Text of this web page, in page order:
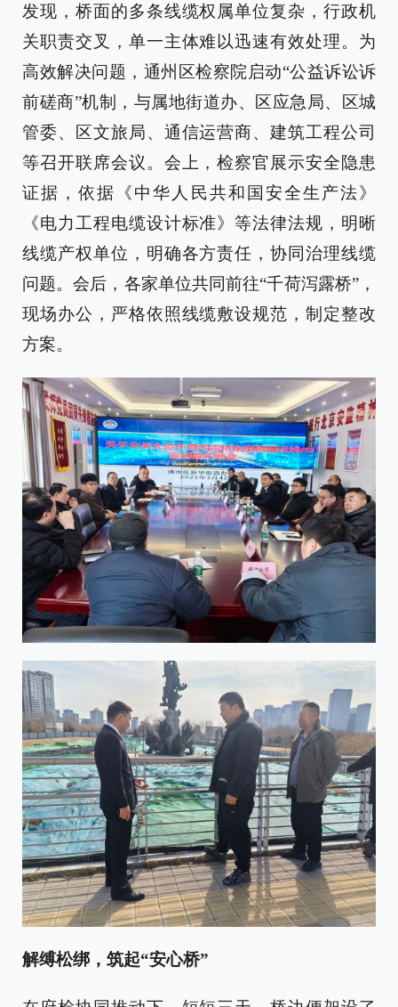
发现，桥面的多条线缆权属单位复杂，行政机
关职责交叉，单一主体难以迅速有效处理。为
高效解决问题，通州区检察院启动“公益诉讼诉
前磋商”机制，与属地街道办、区应急局、区城
管委、区文旅局、通信运营商、建筑工程公司
等召开联席会议。会上，检察官展示安全隐患
证据，依据《中华人民共和国安全生产法》
《电力工程电缆设计标准》等法律法规，明晰
线缆产权单位，明确各方责任，协同治理线缆
问题。会后，各家单位共同前往“千荷泻露桥”，
现场办公，严格依照线缆敷设规范，制定整改
方案。
解缚松绑，筑起“安心桥”